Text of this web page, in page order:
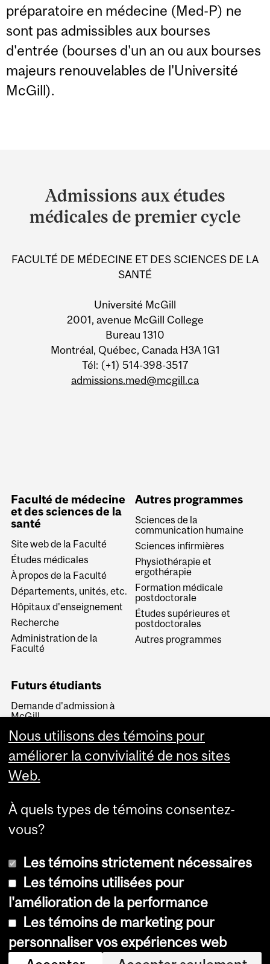
préparatoire en médecine (Med-P) ne
sont pas admissibles aux bourses
d'entrée (bourses d'un an ou aux bourses
majeurs renouvelables de l'Université
McGill).
University
Admissions aux études
médicales de premier cycle
FACULTÉ DE MÉDECINE ET DES SCIENCES DE LA
SANTÉ
Université McGill
2001, avenue McGill College
Bureau 1310
Montréal, Québec, Canada H3A 1G1
Tél: (+1) 514-398-3517
admissions.med@mcgill.ca
Faculté de médecine
et des sciences de la
santé
Site web de la Faculté
Études médicales
À propos de la Faculté
Départements, unités, etc.
Hôpitaux d'enseignement
Recherche
Administration de la
Faculté
Autres programmes
Sciences de la
communication humaine
Sciences infirmières
Physiothérapie et
ergothérapie
Formation médicale
postdoctorale
Études supérieures et
postdoctorales
Autres programmes
Futurs étudiants
Demande d'admission à
McGill
Devenir étudiant
Portes ouvertes
McGill en bref
secondes (vidéo)
© Université McGill, 2026
Accessibilité
Avis sur les témoins
Nous utilisons des témoins pour
améliorer la convivialité de nos sites
Web.
À quels types de témoins consentez-
vous?
Les témoins strictement nécessaires
Les témoins utilisées pour
l'amélioration de la performance
Les témoins de marketing pour
personnaliser vos expériences web